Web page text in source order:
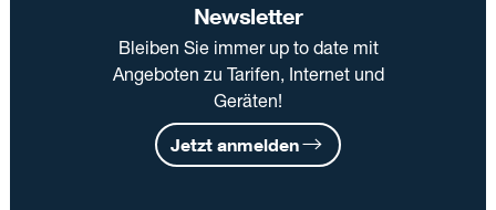
Newsletter
Bleiben Sie immer up to date mit
Angeboten zu Tarifen, Internet und
Geräten!
Jetzt anmelden